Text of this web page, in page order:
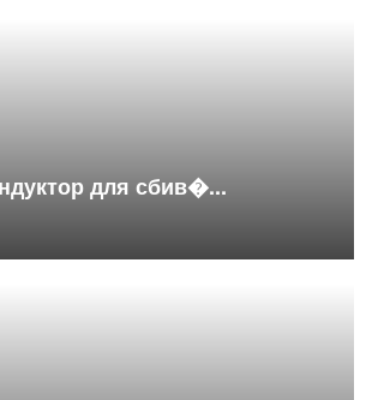
для сбив�...